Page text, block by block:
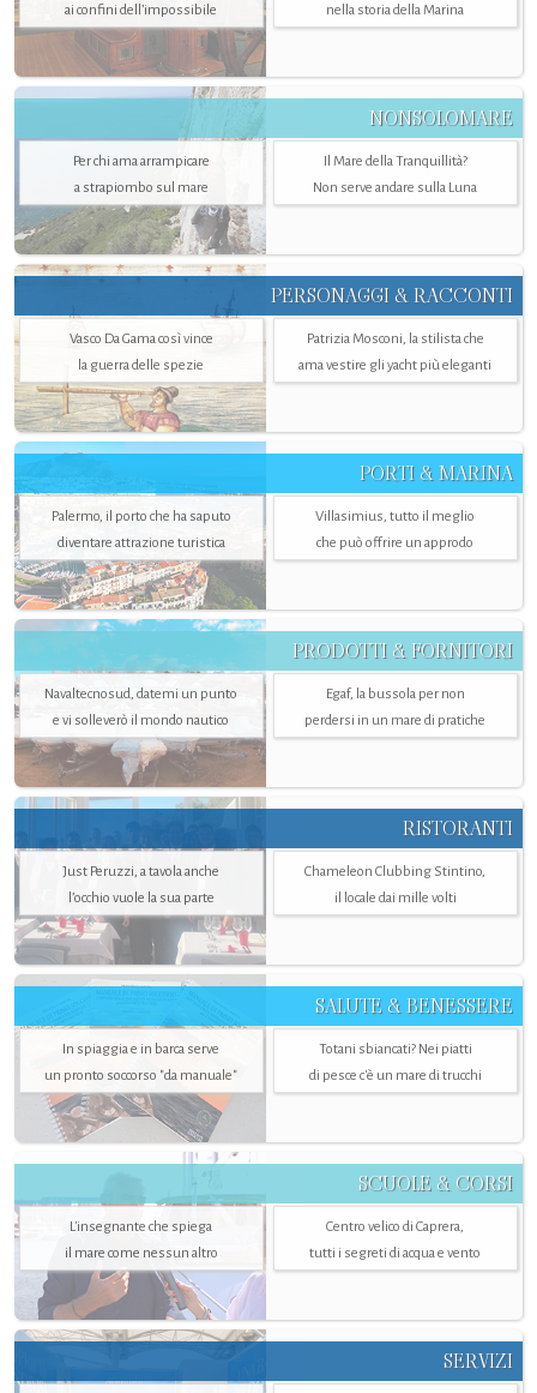
ai confini dell’impossibile
nella storia della Marina
NONSOLOMARE
Per chi ama arrampicare
a strapiombo sul mare
Il Mare della Tranquillità?
Non serve andare sulla Luna
PERSONAGGI & RACCONTI
Vasco Da Gama così vince
la guerra delle spezie
Patrizia Mosconi, la stilista che
ama vestire gli yacht più eleganti
PORTI & MARINA
Palermo, il porto che ha saputo
diventare attrazione turistica
Villasimius, tutto il meglio
che può offrire un approdo
PRODOTTI & FORNITORI
Navaltecnosud, datemi un punto
e vi solleverò il mondo nautico
Egaf, la bussola per non
perdersi in un mare di pratiche
RISTORANTI
Just Peruzzi, a tavola anche
l’occhio vuole la sua parte
Chameleon Clubbing Stintino,
il locale dai mille volti
SALUTE & BENESSERE
In spiaggia e in barca serve
un pronto soccorso "da manuale"
Totani sbiancati? Nei piatti
di pesce c'è un mare di trucchi
SCUOLE & CORSI
L'insegnante che spiega
il mare come nessun altro
Centro velico di Caprera,
tutti i segreti di acqua e vento
SERVIZI